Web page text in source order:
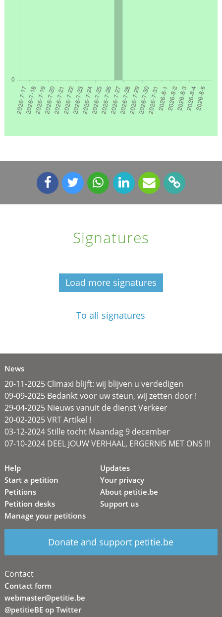
Signatures
Load more signatures
To all signatures
News
20-11-2025 Climaxi blijft: wij blijven u verdedigen
09-09-2025 Bedankt voor uw steun, wij zetten door !
29-04-2025 Nieuws vanuit de dienst Verkeer
20-02-2025 VRT Artikel !
03-12-2024 Stille tocht Maandag 9 december
07-10-2024 DEEL JOUW VERHAAL, ERGERNIS MET ONS !!!
Help
Start a petition
Petitions
Petition desks
Manage your petitions
Updates
Your privacy
About petitie.be
Support us
Donate and support petitie.be
Contact
Contact form
webmaster@petitie.be
@petitieBE op Twitter